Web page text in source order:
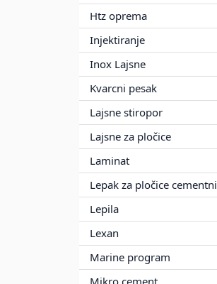
Htz oprema
Injektiranje
Inox Lajsne
Kvarcni pesak
Lajsne stiropor
Lajsne za pločice
Laminat
Lepak za pločice cementni
Lepila
Lexan
Marine program
Mikro cement